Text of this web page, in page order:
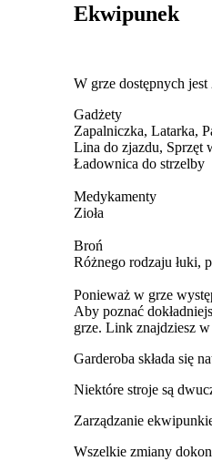
Ekwipunek
W grze dostępnych
Gadżety
Zapalniczka, Latarka,
Lina do zjazdu, Sprzęt
Ładownica do strzelby
Medykamenty
Zioła
Broń
Różnego rodzaju łuki,
Ponieważ w grze
Aby poznać
grze. Link znajdziesz
Garderoba składa się
Niektóre stroje są
Zarządzanie
Wszelkie zmiany